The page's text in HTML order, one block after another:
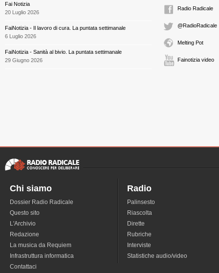
Fai Notizia
20 Luglio 2026
FaiNotizia - Il lavoro di cura. La puntata settimanale
6 Luglio 2026
FaiNotizia - Sanità al bivio. La puntata settimanale
29 Giugno 2026
Radio Radicale
@RadioRadicale
Melting Pot
Fainotizia video
Chi siamo
Dossier Radio Radicale
Questo sito
L'Archivio
Redazione
La musica da Requiem
Infrastruttura informatica
Contattaci
Radio
Palinsesto
Riascolta
Dirette
Rubriche
Interviste
Statistiche audio/video